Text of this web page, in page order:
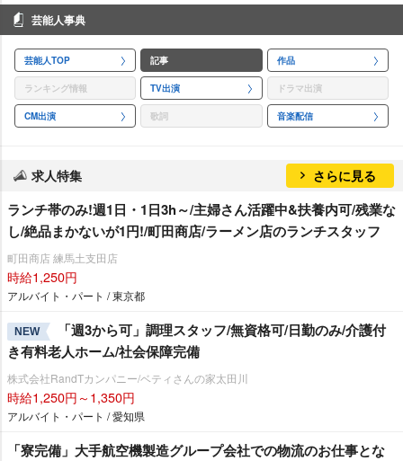
芸能人事典
芸能人TOP 記事 作品
ランキング情報 TV出演 ドラマ出演
CM出演 歌詞 音楽配信
求人特集 さらに見る
ランチ帯のみ!週1日・1日3h～/主婦さん活躍中&扶養内可/残業な
し/絶品まかないが1円!/町田商店/ラーメン店のランチスタッフ
町田商店 練馬土支田店
時給1,250円
アルバイト・パート / 東京都
NEW
「週3から可」調理スタッフ/無資格可/日勤のみ/介護付
き有料老人ホーム/社会保障完備
株式会社RandTカンパニー/ベティさんの家太田川
時給1,250円～1,350円
アルバイト・パート / 愛知県
「寮完備」大手航空機製造グループ会社での物流のお仕事とな